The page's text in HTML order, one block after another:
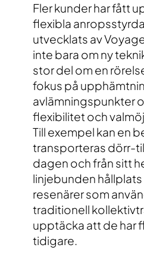
Fler kunder har fått
flexibla
utvecklats av
inte bara om ny
stor del om en
fokus på
avlämningspunkter
flexibilitet och
Till exempel kan en
transporteras dörr-
dagen och från sitt
linjebunden
resenärer som
traditionell
upptäcka att de har
tidigare.